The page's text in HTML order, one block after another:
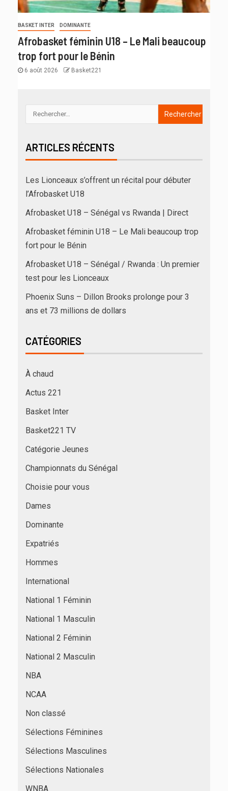
BASKET INTER DOMINANTE
Afrobasket féminin U18 – Le Mali beaucoup
trop fort pour le Bénin
6 août 2026 Basket221
ARTICLES RÉCENTS
Les Lionceaux s’offrent un récital pour débuter
l’Afrobasket U18
Afrobasket U18 – Sénégal vs Rwanda | Direct
Afrobasket féminin U18 – Le Mali beaucoup trop
fort pour le Bénin
Afrobasket U18 – Sénégal / Rwanda : Un premier
test pour les Lionceaux
Phoenix Suns – Dillon Brooks prolonge pour 3
ans et 73 millions de dollars
CATÉGORIES
À chaud
Actus 221
Basket Inter
Basket221 TV
Catégorie Jeunes
Championnats du Sénégal
Choisie pour vous
Dames
Dominante
Expatriés
Hommes
International
National 1 Féminin
National 1 Masculin
National 2 Féminin
National 2 Masculin
NBA
NCAA
Non classé
Sélections Féminines
Sélections Masculines
Sélections Nationales
WNBA